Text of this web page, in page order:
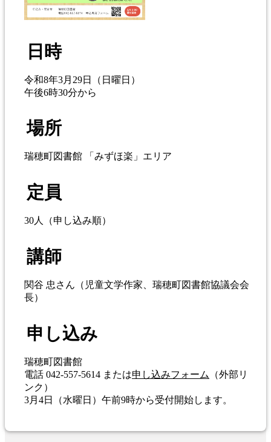
日時
令和8年3月29日（日曜日）
午後6時30分から
場所
瑞穂町図書館 「みずほ楽」エリア
定員
30人（申し込み順）
講師
関谷 忠さん（児童文学作家、瑞穂町図書館協議会会
長）
申し込み
瑞穂町図書館
電話 042-557-5614 または申し込みフォーム
（外部リ
ンク）
3月4日（水曜日）午前9時から受付開始します。